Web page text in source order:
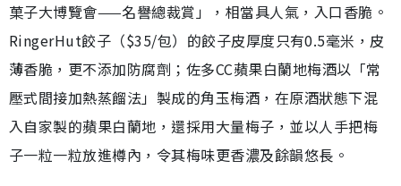
菓子大博覽會——名譽總裁賞」，相當具人氣，入口香脆。
RingerHut餃子（$35/包）的餃子皮厚度只有0.5毫米，皮
薄香脆，更不添加防腐劑；佐多CC蘋果白蘭地梅酒以「常
壓式間接加熱蒸餾法」製成的角玉梅酒，在原酒狀態下混
入自家製的蘋果白蘭地，還採用大量梅子，並以人手把梅
子一粒一粒放進樽內，令其梅味更香濃及餘韻悠長。